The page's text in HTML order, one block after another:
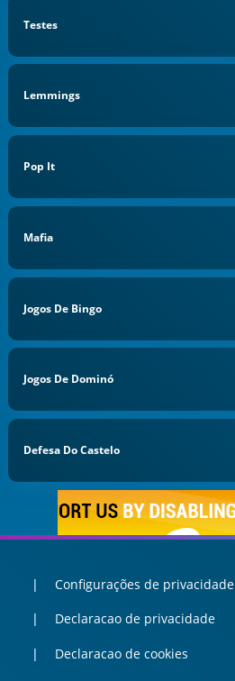
Testes
Lemmings
Pop It
Mafia
Jogos De Bingo
Jogos De Dominó
Defesa Do Castelo
Configurações de privacidade
Declaracao de privacidade
Declaracao de cookies